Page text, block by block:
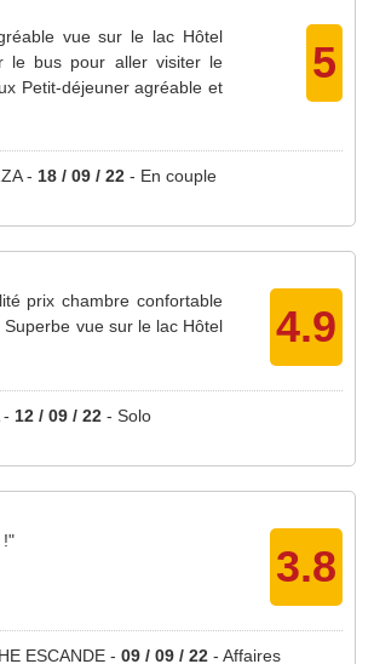
vue sur le lac Hôtel
le bus pour aller visiter le
Petit-déjeuner agréable et
5
- 18 / 09 / 22 - En couple
prix chambre confortable
vue sur le lac Hôtel
4.9
- 12 / 09 / 22 - Solo
!"
3.8
ESCANDE - 09 / 09 / 22 - Affaires